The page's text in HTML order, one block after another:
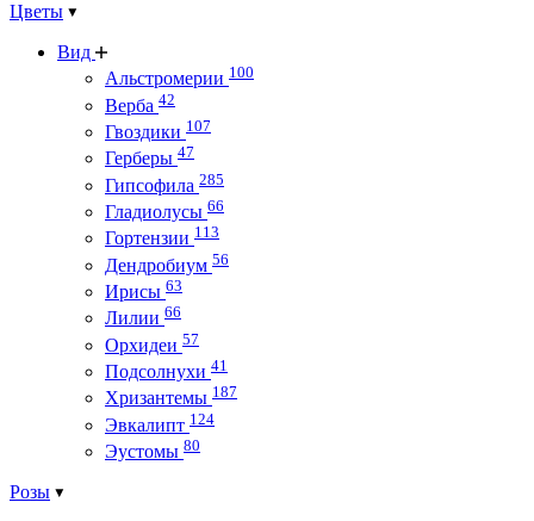
Цветы
Вид
Альстромерии 100
Верба 42
Гвоздики 107
Герберы 47
Гипсофила 285
Гладиолусы 66
Гортензии 113
Дендробиум 56
Ирисы 63
Лилии 66
Орхидеи 57
Подсолнухи 41
Хризантемы 187
Эвкалипт 124
Эустомы 80
Розы